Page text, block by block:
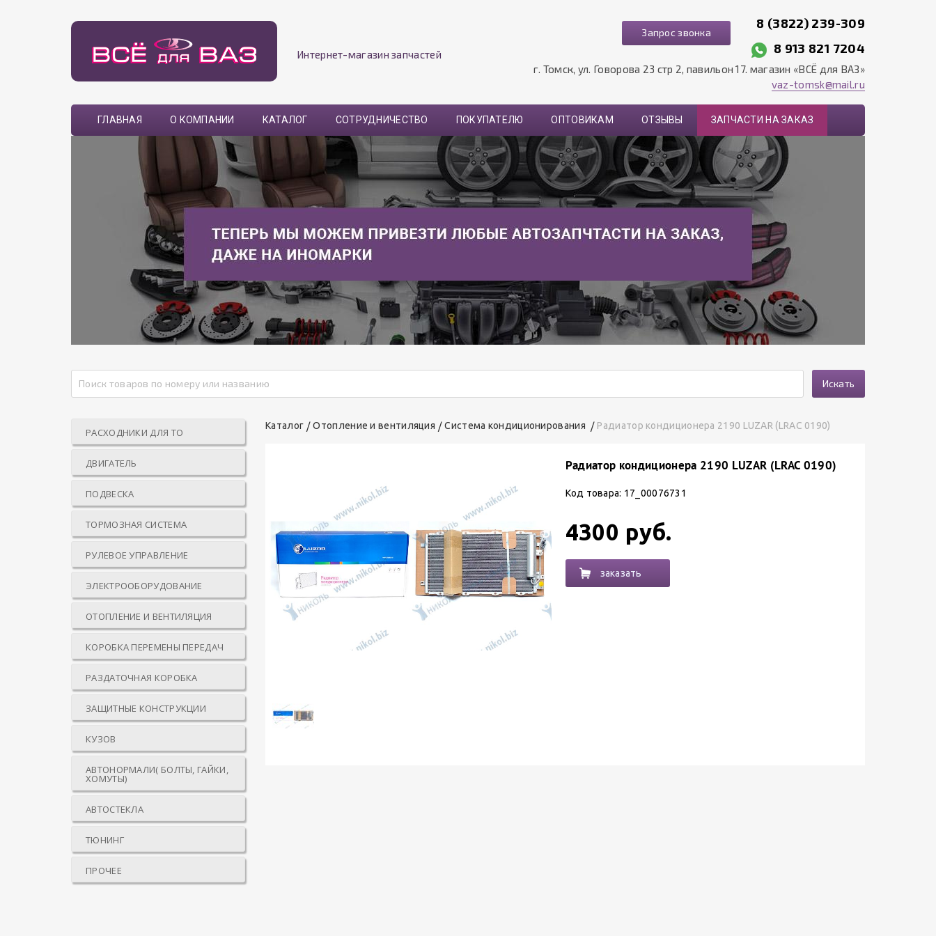
Интернет-магазин запчастей
Запрос звонка
8 (3822) 239-309
8 913 821 7204
г. Томск, ул. Говорова 23 стр 2, павильон 17. магазин «ВСЁ для ВАЗ»
vaz-tomsk@mail.ru
ГЛАВНАЯ О КОМПАНИИ КАТАЛОГ СОТРУДНИЧЕСТВО ПОКУПАТЕЛЮ ОПТОВИКАМ ОТЗЫВЫ ЗАПЧАСТИ НА ЗАКАЗ
Искать
РАСХОДНИКИ ДЛЯ ТО
ДВИГАТЕЛЬ
ПОДВЕСКА
ТОРМОЗНАЯ СИСТЕМА
РУЛЕВОЕ УПРАВЛЕНИЕ
ЭЛЕКТРООБОРУДОВАНИЕ
ОТОПЛЕНИЕ И ВЕНТИЛЯЦИЯ
КОРОБКА ПЕРЕМЕНЫ ПЕРЕДАЧ
РАЗДАТОЧНАЯ КОРОБКА
ЗАЩИТНЫЕ КОНСТРУКЦИИ
КУЗОВ
АВТОНОРМАЛИ( БОЛТЫ, ГАЙКИ,
ХОМУТЫ)
АВТОСТЕКЛА
ТЮНИНГ
ПРОЧЕЕ
Каталог Отопление и вентиляция Система кондиционирования Радиатор кондиционера 2190 LUZAR (LRAC 0190)
Радиатор кондиционера 2190 LUZAR (LRAC 0190)
Код товара: 17_00076731
4300 руб.
заказать